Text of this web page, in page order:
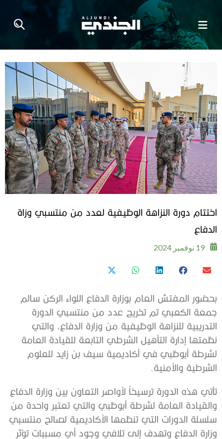
اختتام دورة النزاهة الوظيفية لعدد من منتسبي وزاة
الدفاع
19 نوفمبر 2024
بحضور المفتش العام بوزارة الدفاع اللواء الركن سالم
جمعة الكعبي تم تخريج عدد من منتسبي الدورة
التدريبية للنزاهة الوظيفية من وزارة الدفاع، والتي
نظمتها إدارة التأهيل الشرطي التابعة للقيادة العامة
لشرطة أبوظبي في أكاديمية سيف بن زايد للعلوم
الشرطية والأمنية.
تأتي هذه الدورة ترسيخاً لأواصر التعاون بين وزارة الدفاع
والقيادة العامة لشرطة أبوظبي والتي تعتبر واحدة من
سلسلة الدورات التي تنظمها الأكاديمية لصالح منتسبي
وزارة الدفاع وتهدف إلى تلافي وجود أي مسببات تؤثر